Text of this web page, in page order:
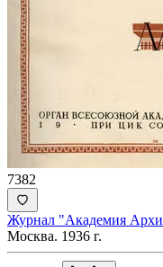
7382
Журнал "Академия
Москва. 1936 г.